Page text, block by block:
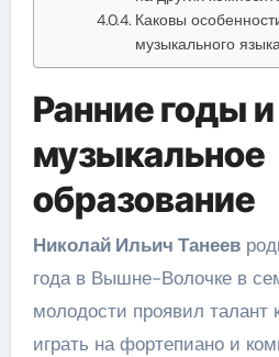
Каковы
музыкального
Ранние годы и
музыкальное
образование
Николай Ильич Танеев
года в Вышне-Волочке в
молодости проявил талант
играть на фортепиано и